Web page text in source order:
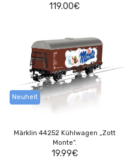
cabine de frein,
119.00€
Neuheit
Märklin 44252 Kühlwagen „Zott
Monte“.
19.99€